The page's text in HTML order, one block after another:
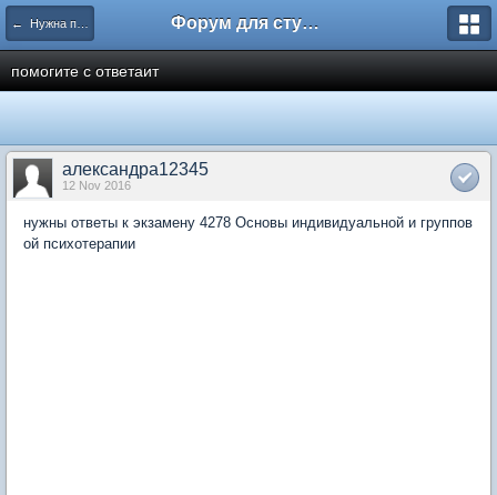
← Нужна помощь Форум для студента СГА
помогите с ответаит
александра12345
12 Nov 2016
нужны ответы к экзамену 4278 Основы индивидуальной и группов
ой психотерапии